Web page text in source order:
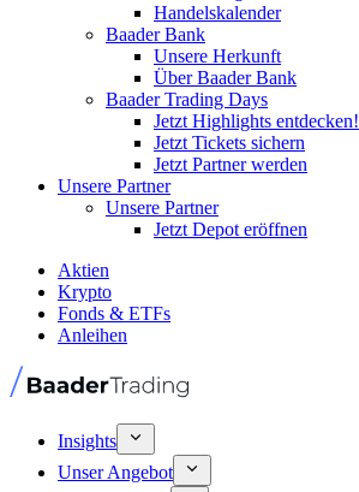
Handelskalender
Baader Bank
Unsere Herkunft
Über Baader Bank
Baader Trading Days
Jetzt Highlights entdecken!
Jetzt Tickets sichern
Jetzt Partner werden
Unsere Partner
Unsere Partner
Jetzt Depot eröffnen
Aktien
Krypto
Fonds & ETFs
Anleihen
Insights
Unser Angebot